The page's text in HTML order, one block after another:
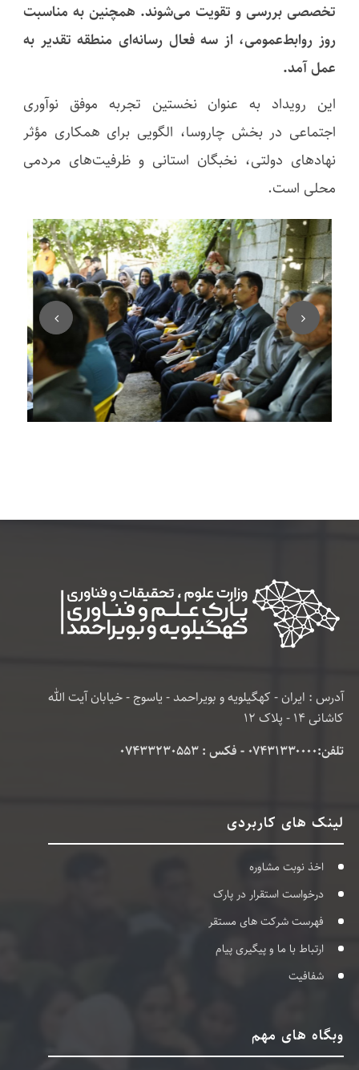
تخصصی بررسی و تقویت می‌شوند. همچنین به مناسبت
روز روابط‌عمومی، از سه فعال رسانه‌ای منطقه تقدیر به
عمل آمد.
این رویداد به عنوان نخستین تجربه موفق نوآوری
اجتماعی در بخش چاروسا، الگویی برای همکاری مؤثر
نهادهای دولتی، نخبگان استانی و ظرفیت‌های مردمی
محلی است.
آدرس : ایران - کهگیلویه و بویراحمد - یاسوج - خیابان آیت الله
کاشانی 14 - پلاک 12
تلفن:۰۷۴۳۱۳۳۰۰۰۰ - فکس : 07433230553
لینک های کاربردی
اخذ نوبت مشاوره
درخواست استقرار در پارک
فهرست شرکت های مستقر
ارتباط با ما و پیگیری پیام
شفافیت
وبگاه های مهم